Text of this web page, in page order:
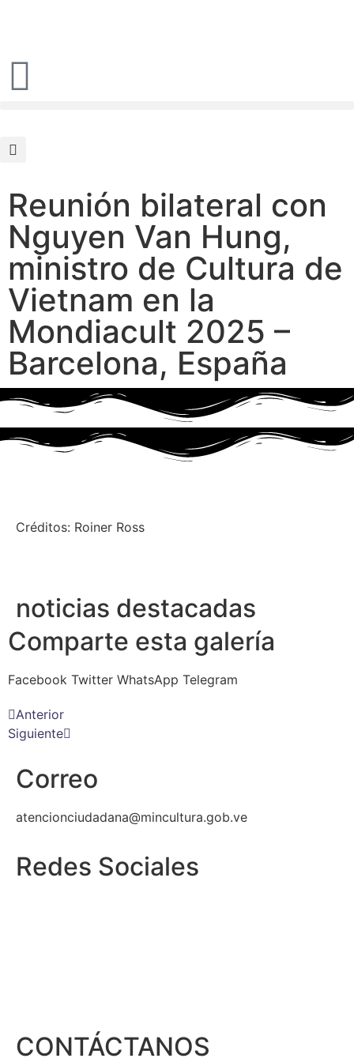
Reunión bilateral con
Nguyen Van Hung,
ministro de Cultura de
Vietnam en la
Mondiacult 2025 –
Barcelona, España
Créditos: Roiner Ross
noticias destacadas
Comparte esta galería
Facebook Twitter WhatsApp Telegram
Anterior
Siguiente
Correo
atencionciudadana@mincultura.gob.ve
Redes Sociales
CONTÁCTANOS